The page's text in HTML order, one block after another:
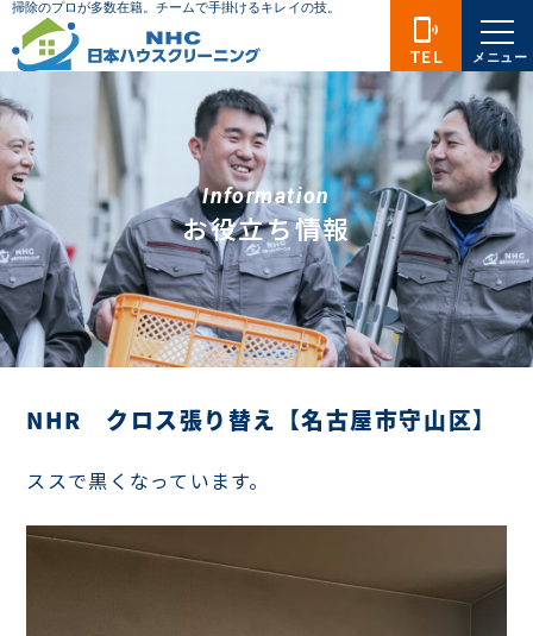
Information
お役立ち情報
NHR クロス張り替え【名古屋市守山区】
ススで黒くなっています。
phonelink_ring
TEL メニュー